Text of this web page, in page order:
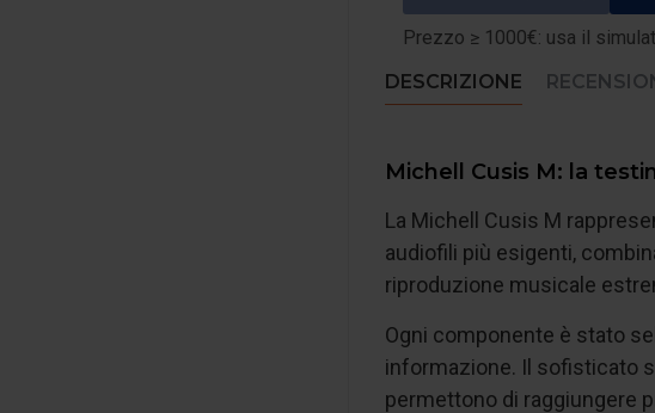
Prezzo ≥ 1000€: usa il
DESCRIZIONE
Michell Cusis M: la
La Michell Cusis M
audiofili più esigenti,
riproduzione musicale
Ogni componente è stato
informazione. Il sofisticato
permettono di raggiungere